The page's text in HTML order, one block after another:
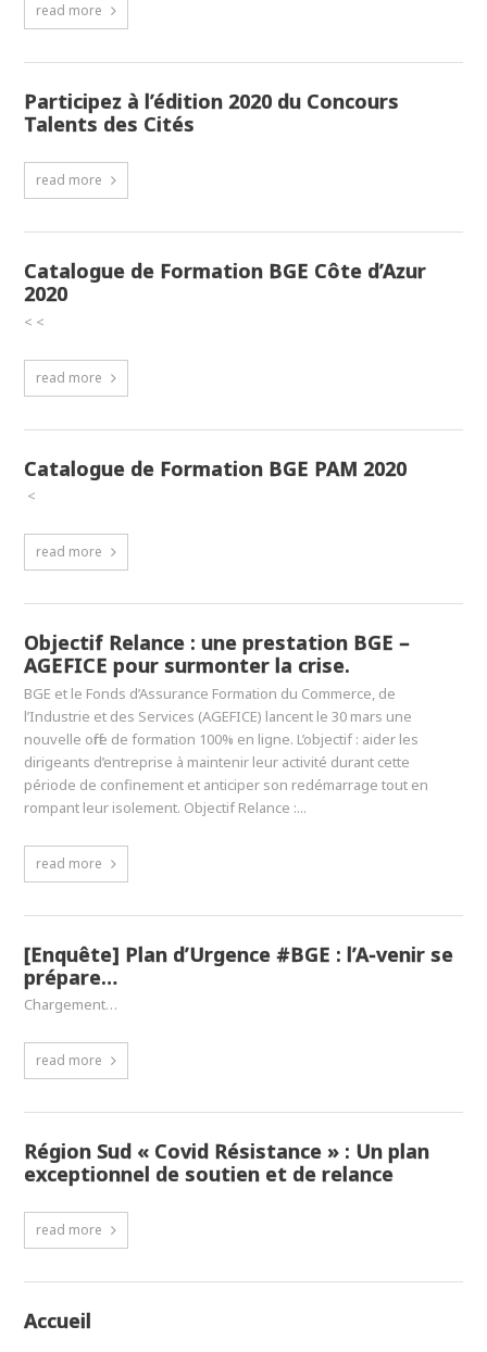
read more
Participez à l’édition 2020 du Concours
Talents des Cités
read more
Catalogue de Formation BGE Côte d’Azur
2020
< <
read more
Catalogue de Formation BGE PAM 2020
<
read more
Objectif Relance : une prestation BGE –
AGEFICE pour surmonter la crise.
BGE et le Fonds d’Assurance Formation du Commerce, de
l’Industrie et des Services (AGEFICE) lancent le 30 mars une
nouvelle offre de formation 100% en ligne. L’objectif : aider les
dirigeants d’entreprise à maintenir leur activité durant cette
période de confinement et anticiper son redémarrage tout en
rompant leur isolement. Objectif Relance :...
read more
[Enquête] Plan d’Urgence #BGE : l’A-venir se
prépare…
Chargement…
read more
Région Sud « Covid Résistance » : Un plan
exceptionnel de soutien et de relance
read more
Accueil